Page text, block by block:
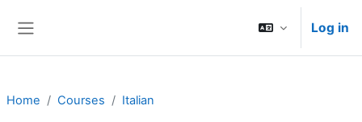
Log in
Home Courses Italian